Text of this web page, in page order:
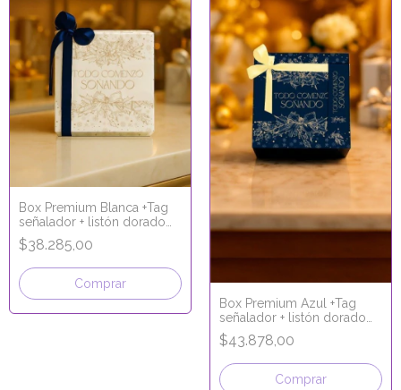
Box Premium Blanca +Tag
señalador + listón dorado
15x15x10
$38.285,00
Comprar
Box Premium Azul +Tag
señalador + listón dorado
25x25x10
$43.878,00
Comprar